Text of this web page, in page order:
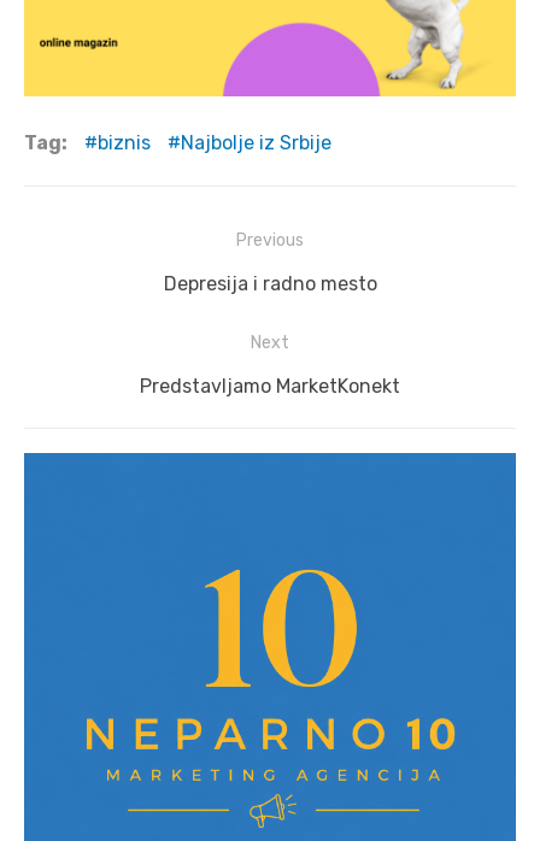
Tag: biznis Najbolje iz Srbije
navigation
Previous
Previous
Depresija i radno mesto
Next
Next
Predstavljamo MarketKonekt